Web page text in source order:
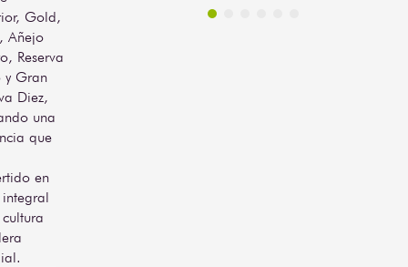
Gold,
Añejo
Reserva
y Gran
Diez,
una
que
en